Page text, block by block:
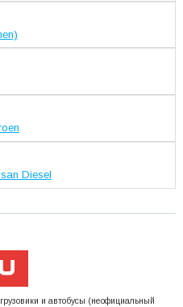
Diesel
и автобусы (неофициальный